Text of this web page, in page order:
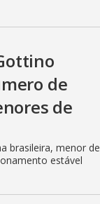
de
de
brasileira, menor de
estável